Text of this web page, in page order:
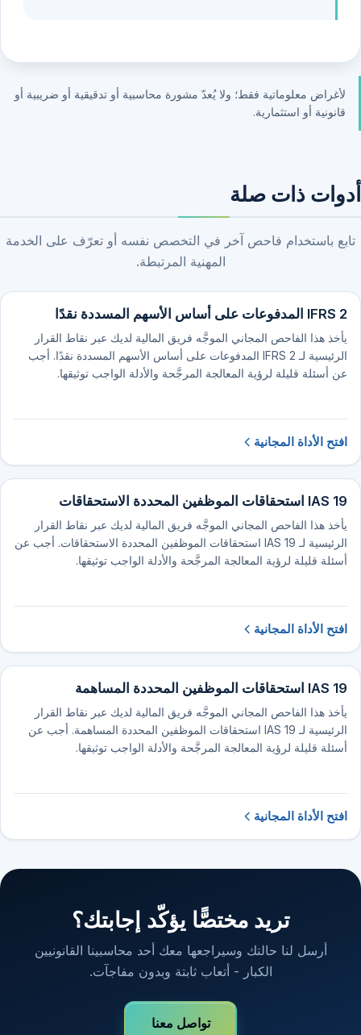
لأغراض معلوماتية فقط؛ ولا يُعدّ مشورة محاسبية أو تدقيقية أو ضريبية أو
قانونية أو استثمارية.
أدوات ذات صلة
تابع باستخدام فاحص آخر في التخصص نفسه أو تعرّف على الخدمة
المهنية المرتبطة.
IFRS 2 المدفوعات على أساس الأسهم المسددة نقدًا
يأخذ هذا الفاحص المجاني الموجَّه فريق المالية لديك عبر نقاط القرار
الرئيسية لـ IFRS 2 المدفوعات على أساس الأسهم المسددة نقدًا. أجب
عن أسئلة قليلة لرؤية المعالجة المرجَّحة والأدلة الواجب توثيقها.
افتح الأداة المجانية
IAS 19 استحقاقات الموظفين المحددة الاستحقاقات
يأخذ هذا الفاحص المجاني الموجَّه فريق المالية لديك عبر نقاط القرار
الرئيسية لـ IAS 19 استحقاقات الموظفين المحددة الاستحقاقات. أجب عن
أسئلة قليلة لرؤية المعالجة المرجَّحة والأدلة الواجب توثيقها.
افتح الأداة المجانية
IAS 19 استحقاقات الموظفين المحددة المساهمة
يأخذ هذا الفاحص المجاني الموجَّه فريق المالية لديك عبر نقاط القرار
الرئيسية لـ IAS 19 استحقاقات الموظفين المحددة المساهمة. أجب عن
أسئلة قليلة لرؤية المعالجة المرجَّحة والأدلة الواجب توثيقها.
افتح الأداة المجانية
تريد مختصًّا يؤكّد إجابتك؟
أرسل لنا حالتك وسيراجعها معك أحد محاسبينا القانونيين
الكبار - أتعاب ثابتة وبدون مفاجآت.
تواصل معنا